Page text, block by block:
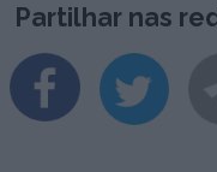
Partilhar nas